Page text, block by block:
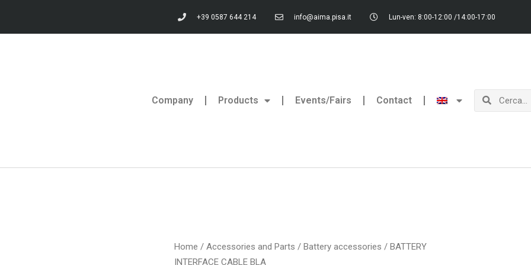
+39 0587 644 214 info@aima.pisa.it Lun-ven: 8:00-12:00 /14:00-17:00
Company Products Events/Fairs Contact SearchSearch
Home / Accessories and Parts / Battery accessories / BATTERY
INTERFACE CABLE BLA